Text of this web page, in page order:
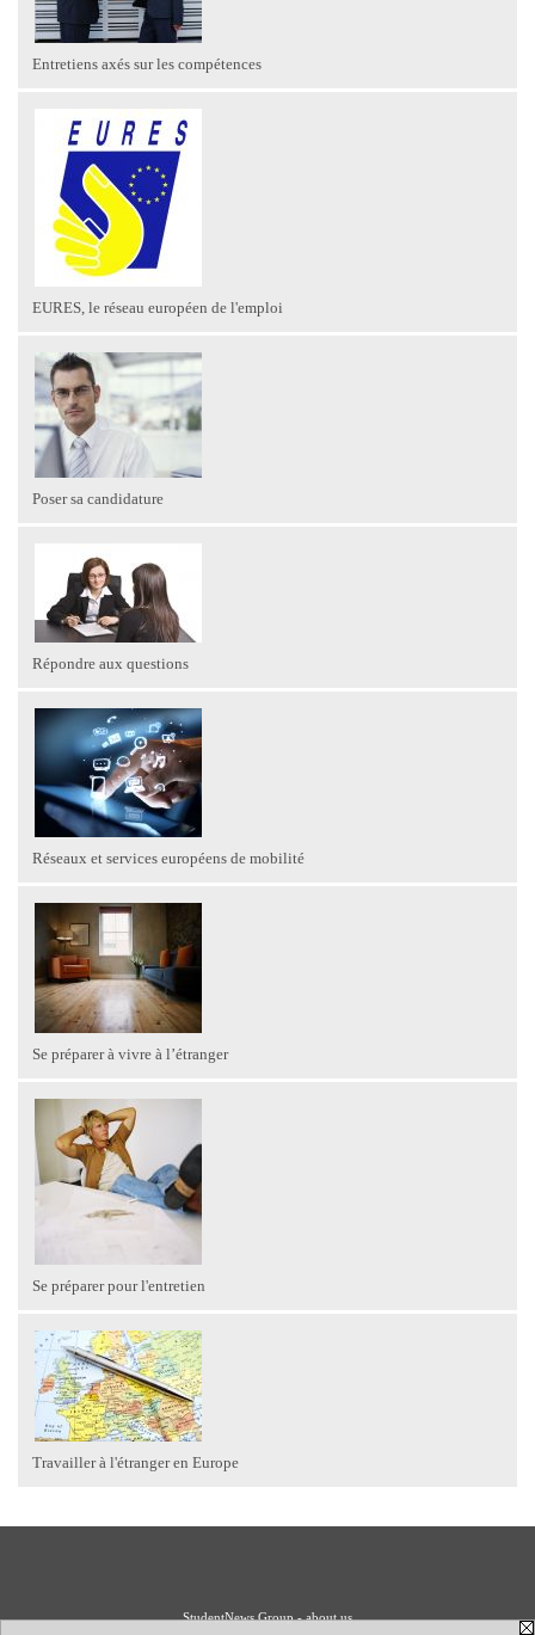
Entretiens axés sur les compétences
EURES, le réseau européen de l'emploi
Poser sa candidature
Répondre aux questions
Réseaux et services européens de mobilité
Se préparer à vivre à l’étranger
Se préparer pour l'entretien
Travailler à l'étranger en Europe
StudentNews Group - about us